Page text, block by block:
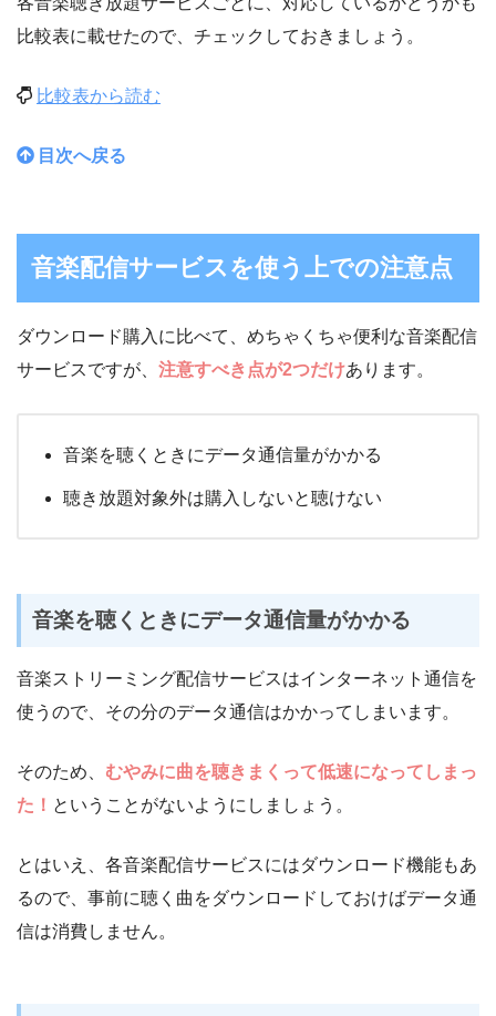
比較表に載せたので、チェックしておきましょう。
比較表から読む
目次へ戻る
音楽配信サービスを使う上での注意点
ダウンロード購入に比べて、めちゃくちゃ便利な音楽配信
サービスですが、 注意すべき点が2つだけあります。
音楽を聴くときにデータ通信量がかかる
聴き放題対象外は購入しないと聴けない
音楽を聴くときにデータ通信量がかかる
音楽ストリーミング配信サービスはインターネット通信を
使うので、その分のデータ通信はかかってしまいます。
そのため、 むやみに曲を聴きまくって低速になってしまっ
た！ ということがないようにしましょう。
とはいえ、各音楽配信サービスにはダウンロード機能もあ
るので、事前に聴く曲をダウンロードしておけばデータ通
信は消費しません。